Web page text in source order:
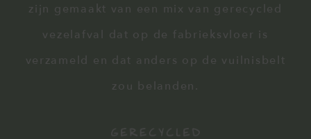
zijn gemaakt van een mix van gerecycled
vezelafval dat op de fabrieksvloer is
verzameld en dat anders op de vuilnisbelt
zou belanden.